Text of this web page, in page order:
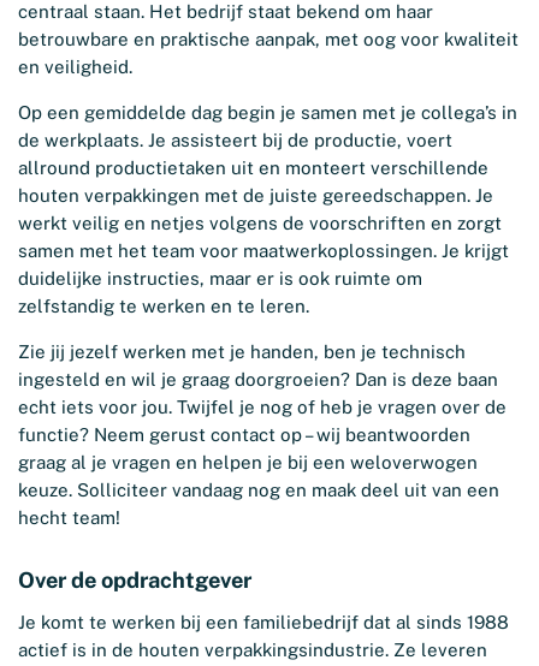
centraal staan. Het bedrijf staat bekend om haar
betrouwbare en praktische aanpak, met oog voor kwaliteit
en veiligheid.
Op een gemiddelde dag begin je samen met je collega’s in
de werkplaats. Je assisteert bij de productie, voert
allround productietaken uit en monteert verschillende
houten verpakkingen met de juiste gereedschappen. Je
werkt veilig en netjes volgens de voorschriften en zorgt
samen met het team voor maatwerkoplossingen. Je krijgt
duidelijke instructies, maar er is ook ruimte om
zelfstandig te werken en te leren.
Zie jij jezelf werken met je handen, ben je technisch
ingesteld en wil je graag doorgroeien? Dan is deze baan
echt iets voor jou. Twijfel je nog of heb je vragen over de
functie? Neem gerust contact op – wij beantwoorden
graag al je vragen en helpen je bij een weloverwogen
keuze. Solliciteer vandaag nog en maak deel uit van een
hecht team!
Over de opdrachtgever
Je komt te werken bij een familiebedrijf dat al sinds 1988
actief is in de houten verpakkingsindustrie. Ze leveren